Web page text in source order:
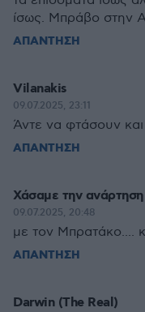
ίσως. Μπράβο στην
ΑΠΑΝΤΗΣΗ
Vilanakis
09.07.2025, 23:11
Άντε να φτάσουν
ΑΠΑΝΤΗΣΗ
Χάσαμε την ανάρτηση
09.07.2025, 20:48
με τον Μπρατάκο....
ΑΠΑΝΤΗΣΗ
Darwin (The Real)